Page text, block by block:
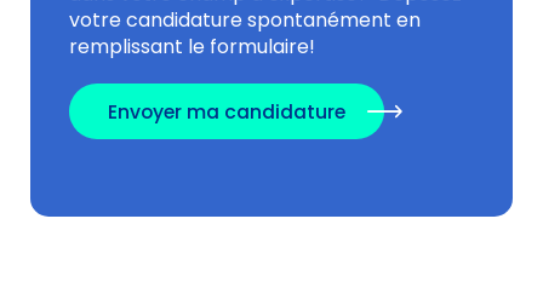
votre candidature spontanément en
remplissant le formulaire!
Envoyer ma candidature